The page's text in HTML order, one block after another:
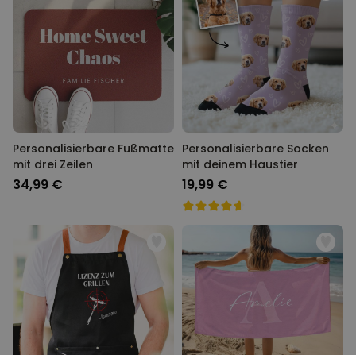
Personalisierbare Fußmatte
mit drei Zeilen
34,99 €
Personalisierbare Socken
mit deinem Haustier
19,99 €